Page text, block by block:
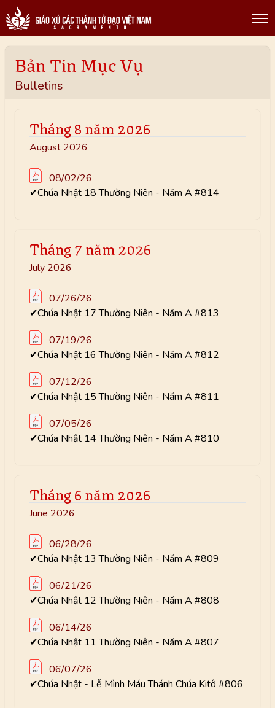
Bản Tin Mục Vụ
Bulletins
Tháng 8 năm 2026
August 2026
08/02/26
✔Chúa Nhật 18 Thường Niên - Năm A #814
Tháng 7 năm 2026
July 2026
07/26/26
✔Chúa Nhật 17 Thường Niên - Năm A #813
07/19/26
✔Chúa Nhật 16 Thường Niên - Năm A #812
07/12/26
✔Chúa Nhật 15 Thường Niên - Năm A #811
07/05/26
✔Chúa Nhật 14 Thường Niên - Năm A #810
Tháng 6 năm 2026
June 2026
06/28/26
✔Chúa Nhật 13 Thường Niên - Năm A #809
06/21/26
✔Chúa Nhật 12 Thường Niên - Năm A #808
06/14/26
✔Chúa Nhật 11 Thường Niên - Năm A #807
06/07/26
✔Chúa Nhật - Lễ Mình Máu Thánh Chúa Kitô #806